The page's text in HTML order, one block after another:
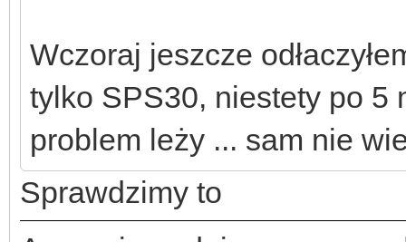
Wczoraj jeszcze
tylko SPS30, niestety po 5
problem leży ... sam nie
Sprawdzimy to